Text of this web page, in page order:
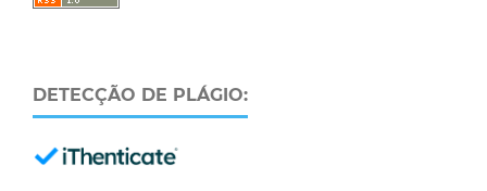
DETECÇÃO DE PLÁGIO: